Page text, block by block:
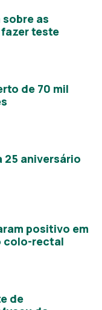
sobre as
teste
de 70 mil
25 aniversário
positivo em
colo-rectal
de